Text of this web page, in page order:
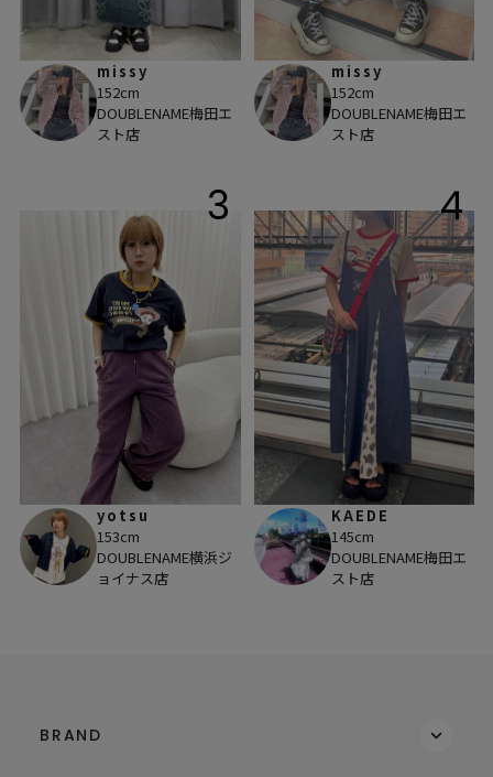
missy
152cm
DOUBLENAME梅田エ
スト店
missy
152cm
DOUBLENAME梅田エ
スト店
3
yotsu
153cm
DOUBLENAME横浜ジ
ョイナス店
4
KAEDE
145cm
DOUBLENAME梅田エ
スト店
BRAND